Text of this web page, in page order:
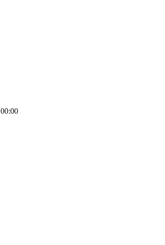
00:00